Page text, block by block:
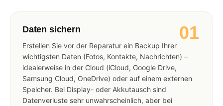
01
Daten sichern
Erstellen Sie vor der Reparatur ein Backup Ihrer
wichtigsten Daten (Fotos, Kontakte, Nachrichten) –
idealerweise in der Cloud (iCloud, Google Drive,
Samsung Cloud, OneDrive) oder auf einem externen
Speicher. Bei Display- oder Akkutausch sind
Datenverluste sehr unwahrscheinlich, aber bei